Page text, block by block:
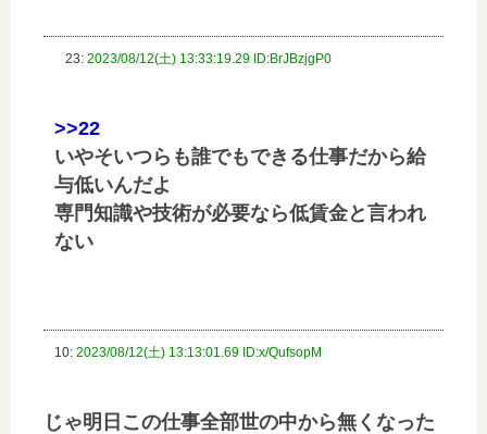
23: 2023/08/12(土) 13:33:19.29 ID:BrJBzjgP0
>>22
いやそいつらも誰でもできる仕事だから給
与低いんだよ
専門知識や技術が必要なら低賃金と言われ
ない
10: 2023/08/12(土) 13:13:01.69 ID:x/QufsopM
じゃ明日この仕事全部世の中から無くなった